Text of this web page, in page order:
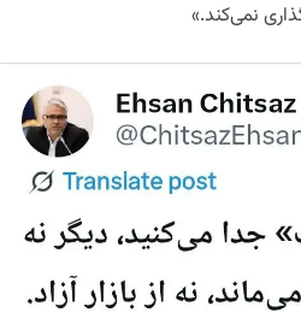
نمی‌کند.»